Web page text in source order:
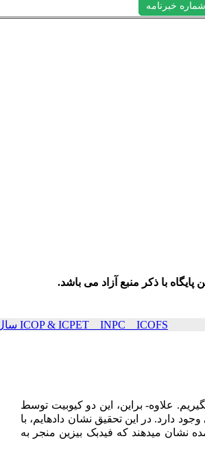
خبرنامه
پایگاه با ذکر منبع آزاد می باشد.
ICOP & ICPET _ INPC _ ICOFS سال۲۲ صفحات ۱۱۵-۱۱۲
علاوه- براین، این دو کیوبیت توسط
دارد. در این تحقیق نشان دادهایم، با
نشان میدهند که فیدبک بیزین منجر به